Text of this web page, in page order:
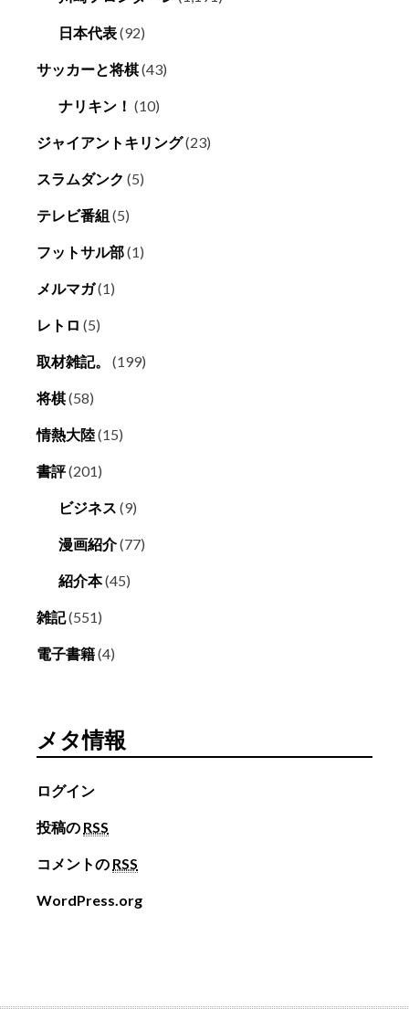
日本代表(92)
サッカーと将棋(43)
ナリキン！ (10)
ジャイアントキリング(23)
スラムダンク (5)
テレビ番組 (5)
フットサル部(1)
メルマガ(1)
レトロ (5)
取材雑記。 (199)
将棋(58)
情熱大陸(15)
書評(201)
ビジネス (9)
漫画紹介(77)
紹介本(45)
雑記(551)
電子書籍(4)
メタ情報
ログイン
投稿の RSS
コメントの RSS
WordPress.org